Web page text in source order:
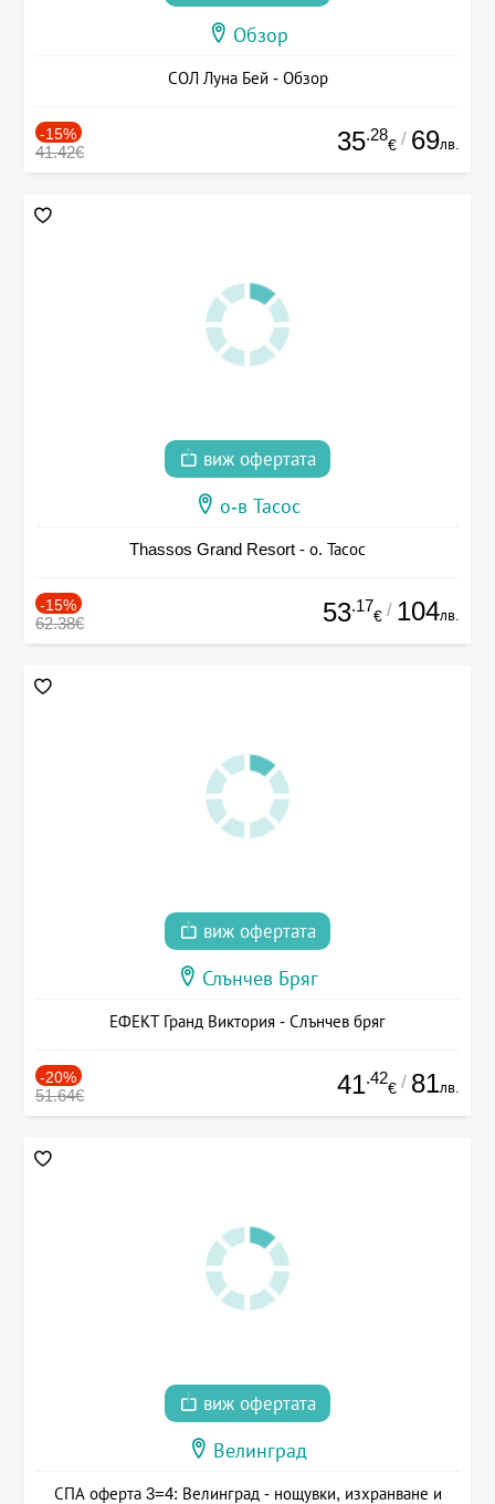
Обзор
СОЛ Луна Бей - Обзор
-15%
41.42€ 35.28
€ / 69лв.
виж офертата
о-в Тасос
Thassos Grand Resort - о. Тасос
-15%
62.38€ 53.17
€ / 104лв.
виж офертата
Слънчев Бряг
ЕФЕКТ Гранд Виктория - Слънчев бряг
-20%
51.64€ 41.42
€ / 81лв.
виж офертата
Велинград
СПА оферта 3=4: Велинград - нощувки, изхранване и